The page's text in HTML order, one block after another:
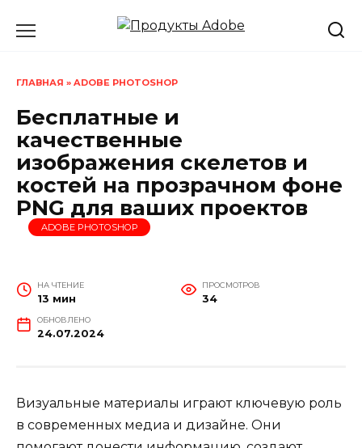
ГЛАВНАЯ » ADOBE PHOTOSHOP
Бесплатные и
качественные
изображения скелетов и
костей на прозрачном фоне
PNG для ваших проектов
ADOBE PHOTOSHOP
НА ЧТЕНИЕ
13 мин
ПРОСМОТРОВ
34
ОБНОВЛЕНО
24.07.2024
Визуальные материалы играют ключевую роль
в современных медиа и дизайне. Они